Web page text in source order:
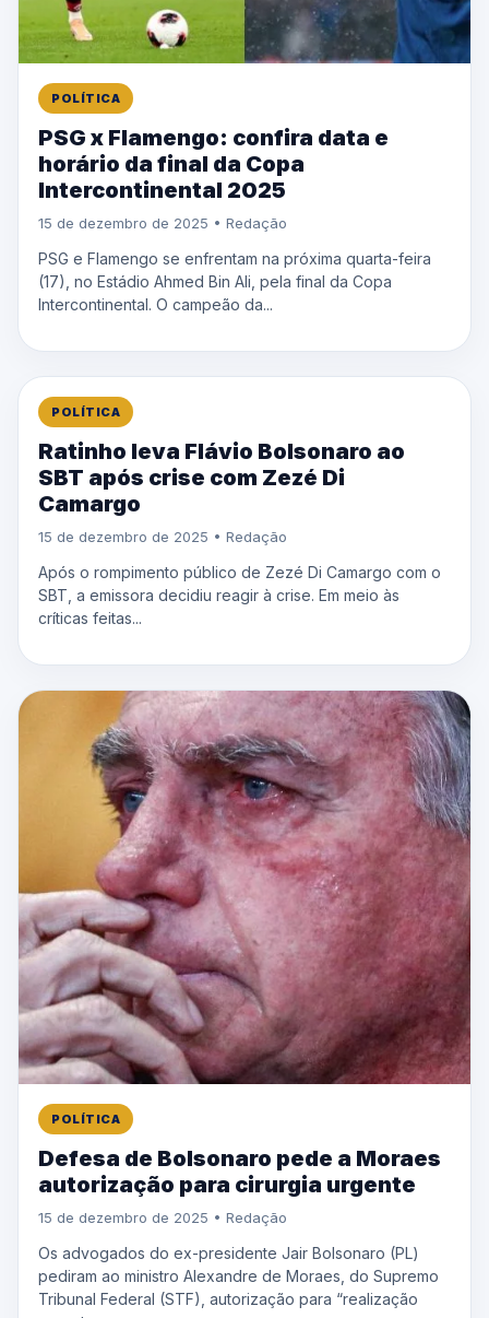
POLÍTICA
PSG x Flamengo: confira data e
horário da final da Copa
Intercontinental 2025
15 de dezembro de 2025 • Redação
PSG e Flamengo se enfrentam na próxima quarta-feira
(17), no Estádio Ahmed Bin Ali, pela final da Copa
Intercontinental. O campeão da...
POLÍTICA
Ratinho leva Flávio Bolsonaro ao
SBT após crise com Zezé Di
Camargo
15 de dezembro de 2025 • Redação
Após o rompimento público de Zezé Di Camargo com o
SBT, a emissora decidiu reagir à crise. Em meio às
críticas feitas...
POLÍTICA
Defesa de Bolsonaro pede a Moraes
autorização para cirurgia urgente
15 de dezembro de 2025 • Redação
Os advogados do ex-presidente Jair Bolsonaro (PL)
pediram ao ministro Alexandre de Moraes, do Supremo
Tribunal Federal (STF), autorização para “realização